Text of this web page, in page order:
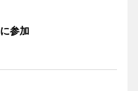
参加